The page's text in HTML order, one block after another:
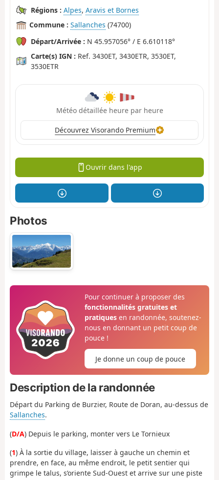
Régions : Alpes, Aravis et Bornes
Commune : Sallanches (74700)
Départ/Arrivée : N 45.957056° / E 6.610118°
Carte(s) IGN : Ref. 3430ET, 3430ETR, 3530ET,
3530ETR
Météo détaillée heure par heure
Découvrez Visorando Premium
Ouvrir dans l'app
Photos
Pour continuer à proposer des
fonctionnalités gratuites et
pratiquesen randonnée, soutenez-
nous en donnant un petit coup de
pouce !
Je donne un coup de pouce
Description de la randonnée
Départ du Parking de Burzier, Route de Doran, au-dessus de
Sallanches.
(D/A) Depuis le parking, monter vers Le Tornieux
(1) À la sortie du village, laisser à gauche un chemin et
prendre, en face, au même endroit, le petit sentier qui
grimpe le talus, s’oriente Sud-Ouest et arrive sur une piste